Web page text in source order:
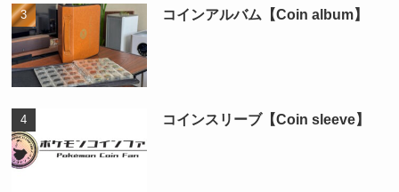
コインアルバム【Coin album】
コインスリーブ【Coin sleeve】